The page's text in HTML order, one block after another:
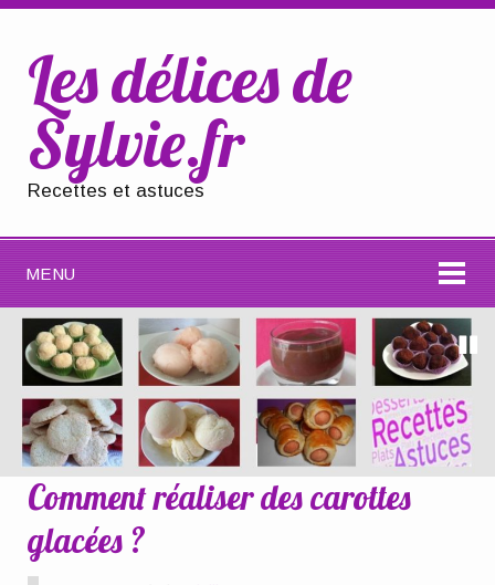
Les délices de
Sylvie.fr
Recettes et astuces
MENU
Comment réaliser des carottes
glacées ?